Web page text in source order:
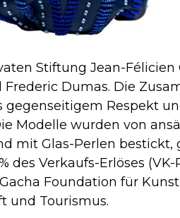
Stiftung Jean-
Frederic Dumas. Die
gegenseitigem Respekt
Modelle wurden von
mit Glas-Perlen
des Verkaufs-Erlöses
Foundation für
und Tourismus.